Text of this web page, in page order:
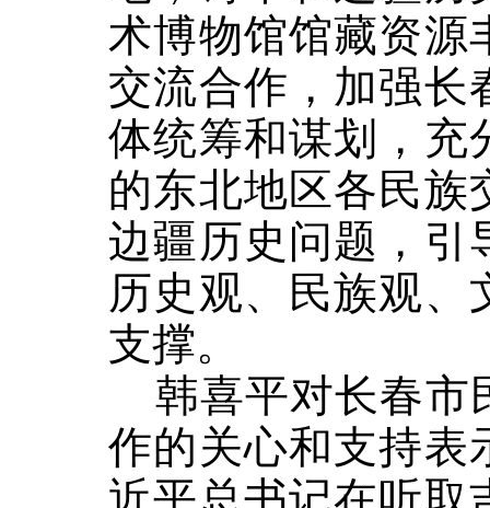
术博物馆馆藏资源
交流合作，加强长
体统筹和谋划，充
的东北地区各民族
边疆历史问题，引
历史观、民族观、
支撑。
韩喜平对长春市
作的关心和支持表